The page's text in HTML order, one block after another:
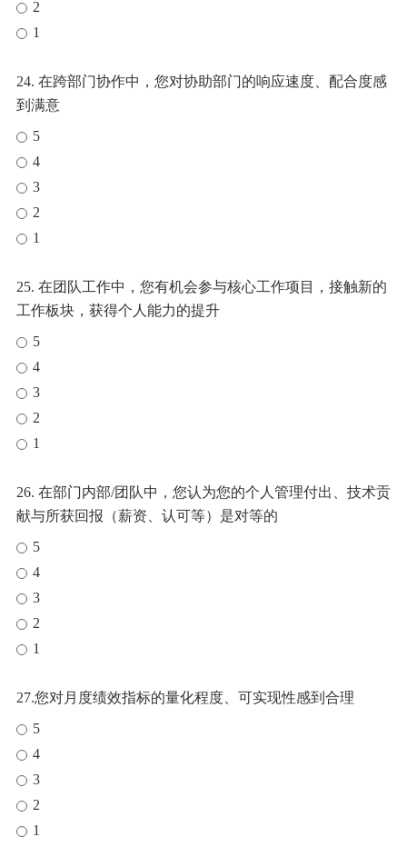
2
1
24. 在跨部门协作中，您对协助部门的响应速度、配合度感
到满意
5
4
3
2
1
25. 在团队工作中，您有机会参与核心工作项目，接触新的
工作板块，获得个人能力的提升
5
4
3
2
1
26. 在部门内部/团队中，您认为您的个人管理付出、技术贡
献与所获回报（薪资、认可等）是对等的
5
4
3
2
1
27.您对月度绩效指标的量化程度、可实现性感到合理
5
4
3
2
1